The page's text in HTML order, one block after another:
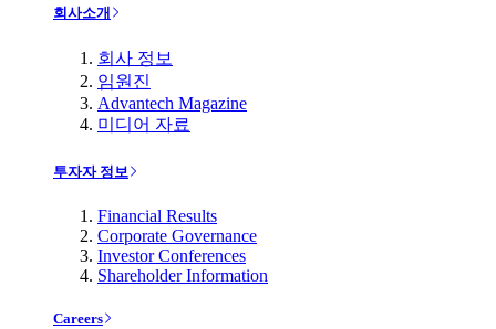
회사소개
회사 정보
임원진
Advantech Magazine
미디어 자료
투자자 정보
Financial Results
Corporate Governance
Investor Conferences
Shareholder Information
Careers